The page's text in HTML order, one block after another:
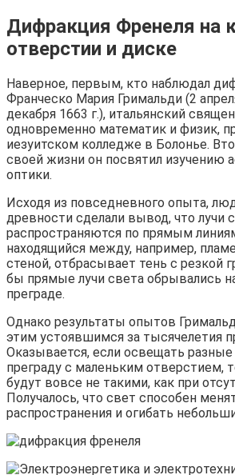
Дифракция Френеля на
отверстии и диске
Наверное, первым, кто наблюдал
Франческо Мария Гримальди (2
декабря 1663 г.), итальянский
одновременно математик и физик,
иезуитском колледже в Болонье.
своей жизни он посвятил изучению
оптики.
Исходя из повседневного опыта,
древности сделали вывод, что лучи
распространяются по прямым
находящийся между, например,
стеной, отбрасывает тень с резкой
бы прямые лучи света обрывались
преграде.
Однако результаты опытов
этим устоявшимся за тысячелетия
Оказывается, если освещать
преграду с маленьким отверстием,
будут вовсе не такими, как при
Получалось, что свет способен
распространения и огибать